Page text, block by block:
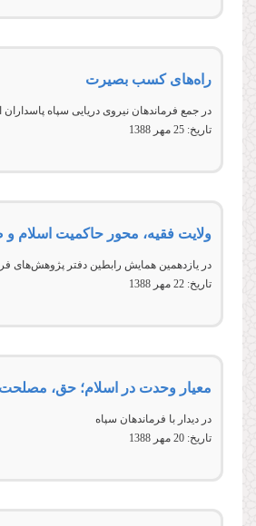
راه‌های کسب بصیرت
در جمع فرماندهان نیروی دریایی سپاه پاسداران
تاریخ: 25 مهر 1388
در يازدهمين همايش رابطين دفتر پژوهش‌ها‌ی
تاریخ: 22 مهر 1388
معیار وحدت در اسلام؛ حق،
در دیدار با فرماندهان سپاه
تاریخ: 20 مهر 1388